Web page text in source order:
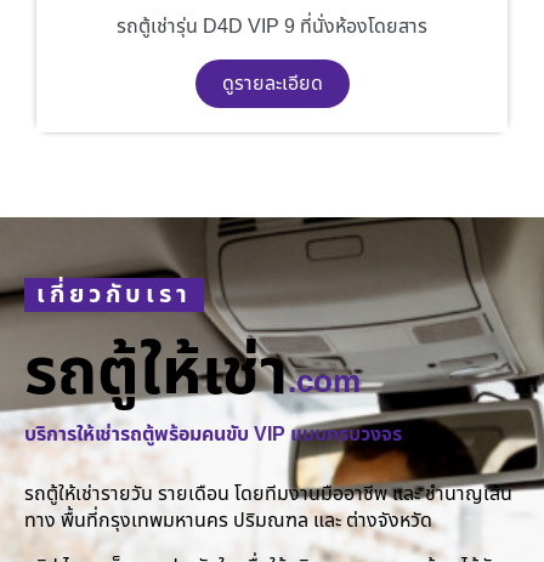
รถตู้เช่ารุ่น D4D VIP 9 ที่นั่งห้องโดยสาร
ดูรายละเอียด
เกี่ยวกับเรา
รถตู้ให้เช่า.com
บริการให้เช่ารถตู้พร้อมคนขับ VIP แบบครบวงจร
รถตู้ให้เช่ารายวัน รายเดือน โดยทีมงานมืออาชีพ และ ชำนาญเส้น
ทาง พื้นที่กรุงเทพมหานคร ปริมณฑล และ ต่างจังหวัด